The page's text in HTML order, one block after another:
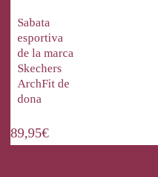
Sabata
esportiva
de la marca
Skechers
ArchFit de
dona
89,95€